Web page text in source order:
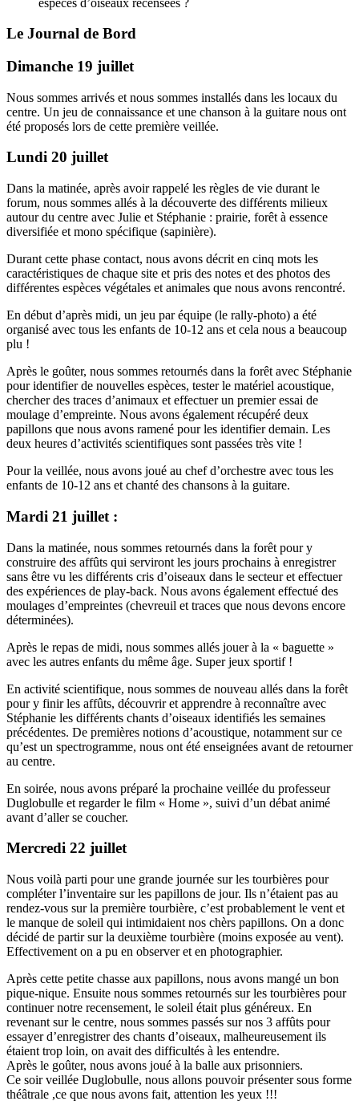
Le Journal de Bord
Dimanche 19 juillet
Nous sommes arrivés et nous sommes installés dans les locaux du
centre. Un jeu de connaissance et une chanson à la guitare nous ont
été proposés lors de cette première veillée.
Lundi 20 juillet
Dans la matinée, après avoir rappelé les règles de vie durant le
forum, nous sommes allés à la découverte des différents milieux
autour du centre avec Julie et Stéphanie : prairie, forêt à essence
diversifiée et mono spécifique (sapinière).
Durant cette phase contact, nous avons décrit en cinq mots les
caractéristiques de chaque site et pris des notes et des photos des
différentes espèces végétales et animales que nous avons rencontré.
En début d’après midi, un jeu par équipe (le rally-photo) a été
organisé avec tous les enfants de 10-12 ans et cela nous a beaucoup
plu !
Après le goûter, nous sommes retournés dans la forêt avec Stéphanie
pour identifier de nouvelles espèces, tester le matériel acoustique,
chercher des traces d’animaux et effectuer un premier essai de
moulage d’empreinte. Nous avons également récupéré deux
papillons que nous avons ramené pour les identifier demain. Les
deux heures d’activités scientifiques sont passées très vite !
Pour la veillée, nous avons joué au chef d’orchestre avec tous les
enfants de 10-12 ans et chanté des chansons à la guitare.
Mardi 21 juillet :
Dans la matinée, nous sommes retournés dans la forêt pour y
construire des affûts qui serviront les jours prochains à enregistrer
sans être vu les différents cris d’oiseaux dans le secteur et effectuer
des expériences de play-back. Nous avons également effectué des
moulages d’empreintes (chevreuil et traces que nous devons encore
déterminées).
Après le repas de midi, nous sommes allés jouer à la « baguette »
avec les autres enfants du même âge. Super jeux sportif !
En activité scientifique, nous sommes de nouveau allés dans la forêt
pour y finir les affûts, découvrir et apprendre à reconnaître avec
Stéphanie les différents chants d’oiseaux identifiés les semaines
précédentes. De premières notions d’acoustique, notamment sur ce
qu’est un spectrogramme, nous ont été enseignées avant de retourner
au centre.
En soirée, nous avons préparé la prochaine veillée du professeur
Duglobulle et regarder le film « Home », suivi d’un débat animé
avant d’aller se coucher.
Mercredi 22 juillet
Nous voilà parti pour une grande journée sur les tourbières pour
compléter l’inventaire sur les papillons de jour. Ils n’étaient pas au
rendez-vous sur la première tourbière, c’est probablement le vent et
le manque de soleil qui intimidaient nos chèrs papillons. On a donc
décidé de partir sur la deuxième tourbière (moins exposée au vent).
Effectivement on a pu en observer et en photographier.
Après cette petite chasse aux papillons, nous avons mangé un bon
pique-nique. Ensuite nous sommes retournés sur les tourbières pour
continuer notre recensement, le soleil était plus généreux. En
revenant sur le centre, nous sommes passés sur nos 3 affûts pour
essayer d’enregistrer des chants d’oiseaux, malheureusement ils
étaient trop loin, on avait des difficultés à les entendre.
Après le goûter, nous avons joué à la balle aux prisonniers.
Ce soir veillée Duglobulle, nous allons pouvoir présenter sous forme
théâtrale ,ce que nous avons fait, attention les yeux !!!